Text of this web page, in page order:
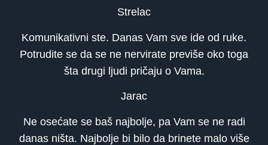
Strelac
Komunikativni ste. Danas Vam sve ide od ruke.
Potrudite se da se ne nervirate previše oko toga
šta drugi ljudi pričaju o Vama.
Jarac
Ne osećate se baš najbolje, pa Vam se ne radi
danas ništa. Najbolje bi bilo da brinete malo više